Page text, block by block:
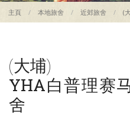
主頁 本地旅舍 近郊旅舍 (
(大埔)
YHA白普理赛
舍